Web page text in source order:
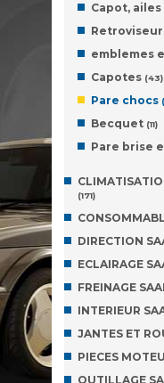
Capot,
emblemes
Capotes (43)
Pare chocs
Becquet (11)
Pare brise
(171)
DIRECTION
ECLAIRAGE
FREINAGE
INTERIEUR
JANTES ET
PIECES
OUTILLAGE